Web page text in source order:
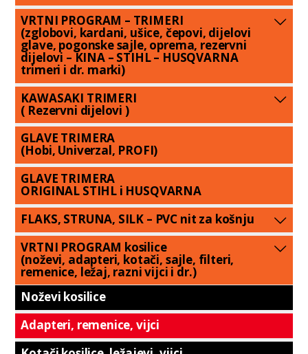
VRTNI PROGRAM – TRIMERI
(zglobovi, kardani, ušice, čepovi, dijelovi
glave, pogonske sajle, oprema, rezervni
dijelovi – KINA – STIHL – HUSQVARNA
trimeri i dr. marki)
KAWASAKI TRIMERI
( Rezervni dijelovi )
GLAVE TRIMERA
(Hobi, Univerzal, PROFI)
GLAVE TRIMERA
ORIGINAL STIHL i HUSQVARNA
FLAKS, STRUNA, SILK – PVC nit za košnju
VRTNI PROGRAM kosilice
(noževi, adapteri, kotači, sajle, filteri,
remenice, ležaj, razni vijci i dr.)
Noževi kosilice
Adapteri, remenice, vijci